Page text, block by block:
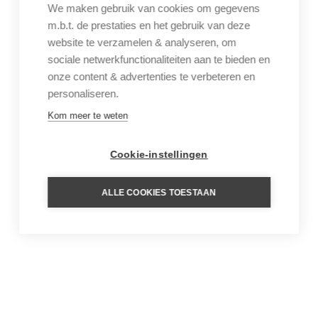
We maken gebruik van cookies om gegevens
m.b.t. de prestaties en het gebruik van deze
website te verzamelen & analyseren, om
sociale netwerkfunctionaliteiten aan te bieden en
onze content & advertenties te verbeteren en
personaliseren.
Kom meer te weten
Cookie-instellingen
ALLE COOKIES TOESTAAN